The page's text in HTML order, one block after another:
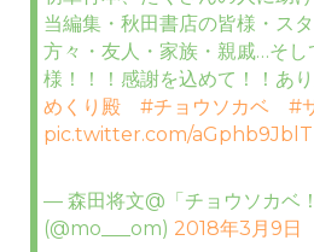
当編集・秋田書店の皆様・ス
方々・友人・家族・親戚…そ
様！！！感謝を込めて！！あ
めくり殿
#チョウソカベ
#
pic.twitter.com/aGphb9JblT
— 森田将文@「チョウソカベ
(@mo___om) 2018年3月9日